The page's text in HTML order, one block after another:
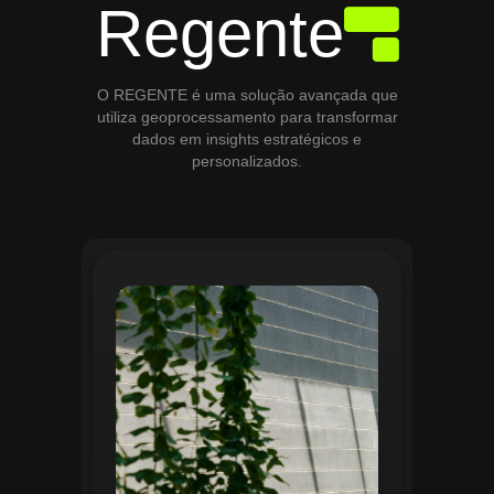
Regente
O REGENTE é uma solução avançada que
utiliza geoprocessamento para transformar
dados em insights estratégicos e
personalizados.
O módulo de Gestão de Áreas Verdes do
Regente aplica tecnologias avançadas de
geoprocessamento para mapear e
monitorar espaços verdes, registrando
localização, tipo de vegetação e estado
de conservação. Ele organiza fluxos de
manutenção e garante que as atividades
sejam realizadas de forma eficiente e
programada. Relatórios analíticos ajudam
a avaliar ações realizadas, promovendo a
sustentabilidade e o uso estratégico do
espaço urbano.